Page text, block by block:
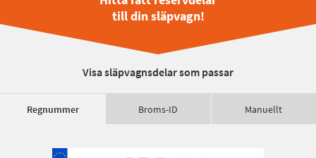
till din släpvagn!
Visa släpvagnsdelar som passar
Regnummer Broms-ID Manuellt